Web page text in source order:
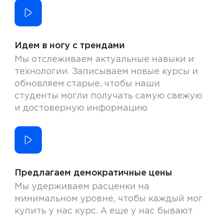
Идем в ногу с трендами
Мы отслеживаем актуальные навыки и
технологии. Записываем новые курсы и
обновляем старые, чтобы наши
студенты могли получать самую свежую
и достоверную информацию
Предлагаем демократичные цены
Мы удерживаем расценки на
минимальном уровне, чтобы каждый мог
купить у нас курс. А еще у нас бывают